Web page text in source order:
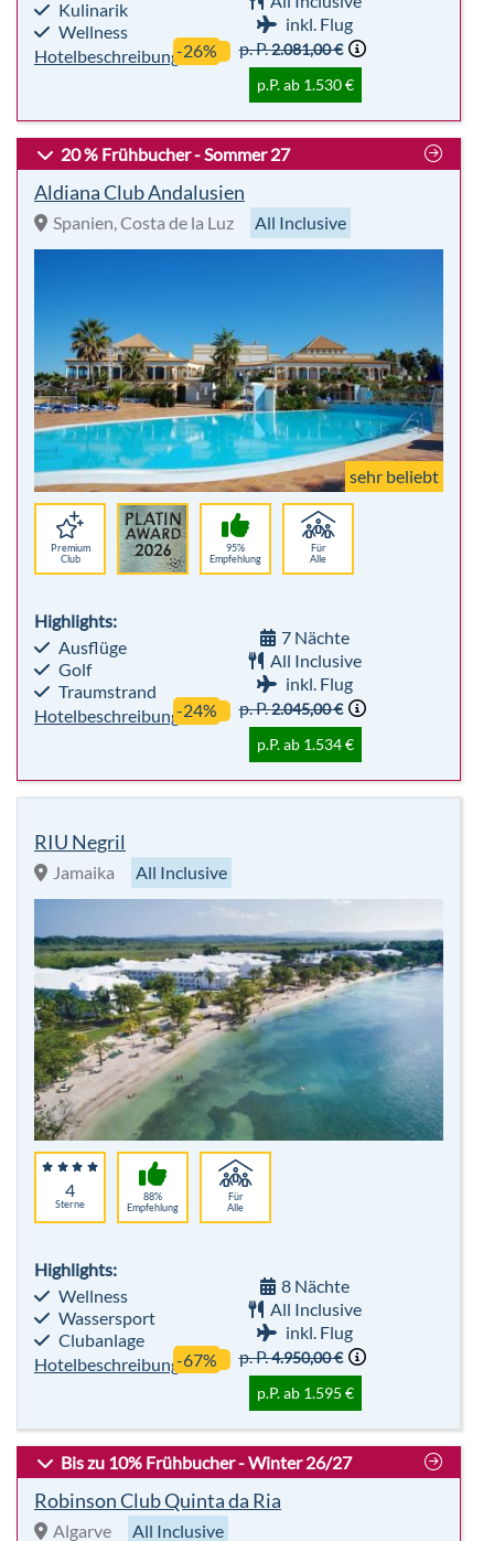
Aldiana Club Andalusien
Spanien, Costa de la Luz All Inclusive
Premium
Club
95%
Empfehlung
Für
Alle
Highlights:
Ausflüge
Golf
Traumstrand
Hotelbeschreibung
7 Nächte
All Inclusive
inkl. Flug
-24%
p. P.
2.045,00 €
p.P. ab 1.534 €
RIU Negril
Jamaika All Inclusive
4
Sterne
88%
Empfehlung
Für
Alle
Highlights:
Wellness
Wassersport
Clubanlage
Hotelbeschreibung
8 Nächte
All Inclusive
p. P.
Bis zu 10% Frühbucher - Winter 26/27
Robinson Club Quinta da Ria
Algarve All Inclusive